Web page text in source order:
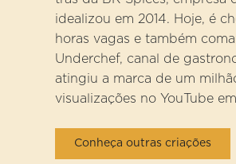
idealizou em 2014. Hoje, é
horas vagas e também
Underchef, canal de
atingiu a marca de um
visualizações no YouTube
Conheça outras criações